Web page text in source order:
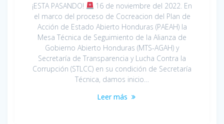
¡ESTA PASANDO!
16 de noviembre del 2022. En
el marco del proceso de Cocreacion del Plan de
Acción de Estado Abierto Honduras (PAEAH) la
Mesa Técnica de Seguimiento de la Alianza de
Gobierno Abierto Honduras (MTS-AGAH) y
Secretaría de Transparencia y Lucha Contra la
Corrupción (STLCC) en su condición de Secretaría
Técnica, damos inicio…
Leer más